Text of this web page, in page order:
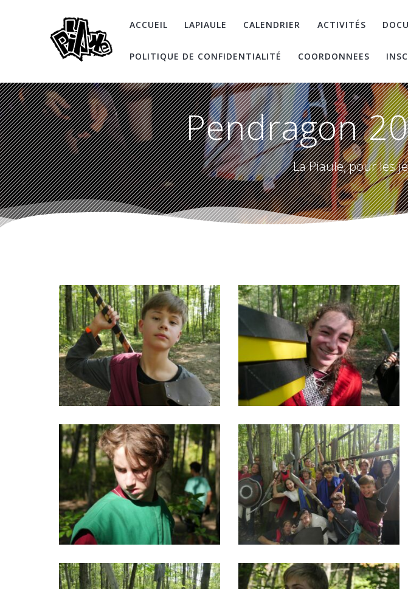
ACCUEIL LAPIAULE CALENDRIER ACTIVITÉS
POLITIQUE DE CONFIDENTIALITÉ COORDONNEES
Pendragon
La Piaule, pour les